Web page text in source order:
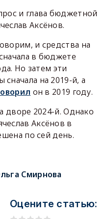
и глава бюджетной
Аксёнов.
и средства на
в бюджете
Но затем эти
на 2019-й, а
он в 2019 году.
дворе 2024-й. Однако
Аксёнов в
по сей день.
Смирнова
Оцените статью: